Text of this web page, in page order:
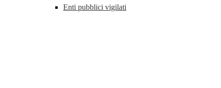
Enti pubblici vigilati